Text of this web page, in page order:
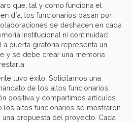
que, tal y como funciona el
día, los funcionarios pasan por
se deshacen en cada
institucional ni continuidad
puerta giratoria representa un
y se debe crear una memoria
tuvo éxito. Solicitamos una
de los altos funcionarios,
positiva y compartimos artículos
los altos funcionarios se mostraron
propuesta del proyecto. Cada